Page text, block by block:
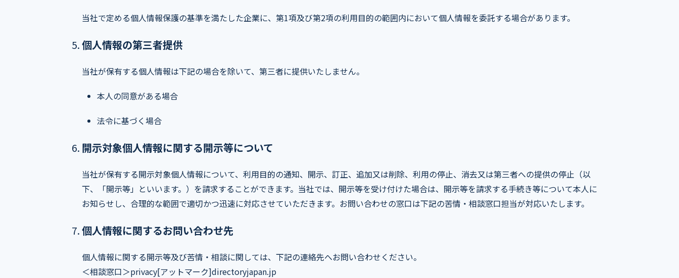
当社で定める個人情報保護の基準を満たした企業に、第1項及び第2項の利用目的の範囲内において個人情報を委託する場合があります。
個人情報の第三者提供
当社が保有する個人情報は下記の場合を除いて、第三者に提供いたしません。
本人の同意がある場合
法令に基づく場合
開示対象個人情報に関する開示等について
当社が保有する開示対象個人情報について、利用目的の通知、開示、訂正、追加又は削除、利用の停止、消去又は第三者への提供の停止（以
下、「開示等」といいます。）を請求することができます。当社では、開示等を受け付けた場合は、開示等を請求する手続き等について本人に
お知らせし、合理的な範囲で適切かつ迅速に対応させていただきます。お問い合わせの窓口は下記の苦情・相談窓口担当が対応いたします。
個人情報に関するお問い合わせ先
個人情報に関する開示等及び苦情・相談に関しては、下記の連絡先へお問い合わせください。
＜相談窓口＞privacy[アットマーク]directoryjapan.jp